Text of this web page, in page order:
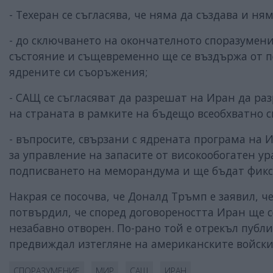
- Техеран се съгласява, че няма да създава и
- до сключването на окончателното
състояние и същевременно ще се въздържа от
ядрените си съоръжения;
- САЩ се съгласяват да разрешат на Иран да
на страната в рамките на бъдещо всеобхватно
- въпросите, свързани с ядрената програма на
за управление на запасите от високообогатен
подписването на меморандума и ще бъдат
Накрая се посочва, че Доналд Тръмп е заявил,
потвърдил, че според договореността Иран
незабавно отворен. По-рано той е отрекъл
предвиждал изтегляне на американските